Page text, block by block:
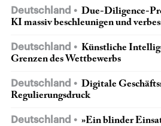
Deutschland
Due-Diligence-
KI massiv beschleunigen und
Deutschland
Künstliche
Grenzen des Wettbewerbs
Deutschland
Digitale
Regulierungsdruck
Deutschland
»Ein blinder